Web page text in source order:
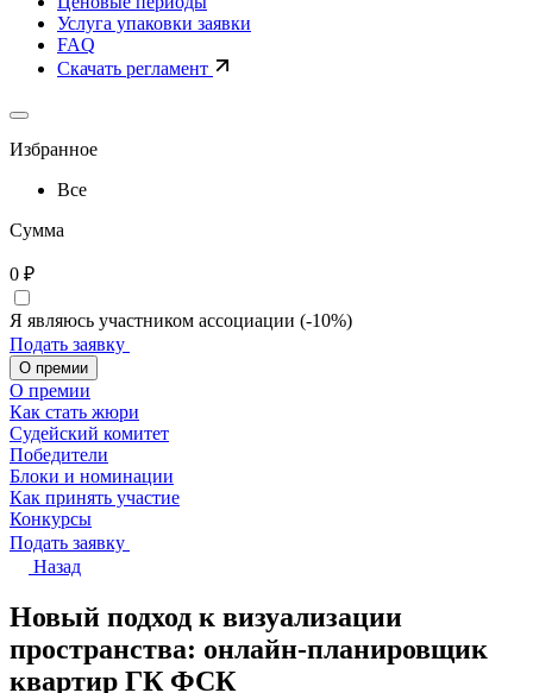
Услуга упаковки заявки
FAQ
Скачать регламент
Избранное
Все
Сумма
0 ₽
Я являюсь участником ассоциации (-10%)
Подать заявку
О премии
О премии
Как стать жюри
Судейский комитет
Победители
Блоки и номинации
Как принять участие
Конкурсы
Подать заявку
Назад
Новый подход к визуализации
пространства: онлайн-планировщик
квартир ГК ФСК